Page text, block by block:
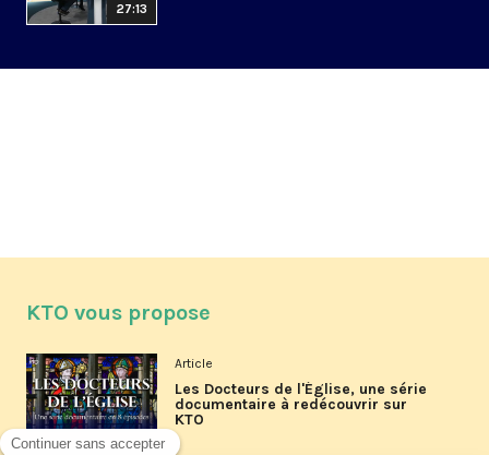
27:13
KTO vous propose
Article
Les Docteurs de l'Église, une série
documentaire à redécouvrir sur
KTO